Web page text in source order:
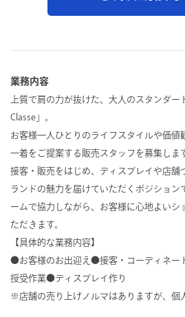
業務内容
上質で肩の力が抜けた、大人のスタンダ
Classe」。
お客様一人ひとりのライフスタイルや価値
一着をご提案する販売スタッフを募集しま
接客・販売をはじめ、ディスプレイや店舗
ランドの魅力を届けていただくポジション
ームで協力しながら、お客様に心地よいシ
ただきます。
【具体的な業務内容】
●お客様のお出迎え●接客・コーディネー
授受作業●ディスプレイ作り
※店舗の売り上げノルマはありますが、個